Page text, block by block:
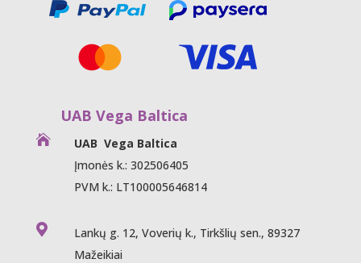
UAB Vega Baltica

UAB Vega Baltica
Įmonės k.: 302506405
PVM k.: LT100005646814

Lankų g. 12, Voverių k., Tirkšlių sen., 89327
Mažeikiai